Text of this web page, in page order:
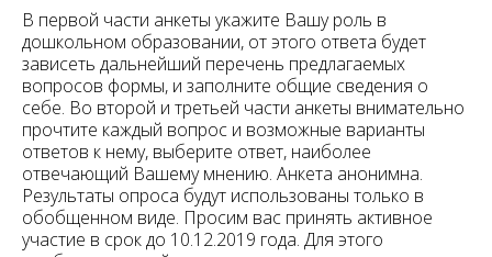
В первой части анкеты укажите Вашу роль в
дошкольном образовании, от этого ответа будет
зависеть дальнейший перечень предлагаемых
вопросов формы, и заполните общие сведения о
себе. Во второй и третьей части анкеты внимательно
прочтите каждый вопрос и возможные варианты
ответов к нему, выберите ответ, наиболее
отвечающий Вашему мнению. Анкета анонимна.
Результаты опроса будут использованы только в
обобщенном виде. Просим вас принять активное
участие в срок до 10.12.2019 года. Для этого